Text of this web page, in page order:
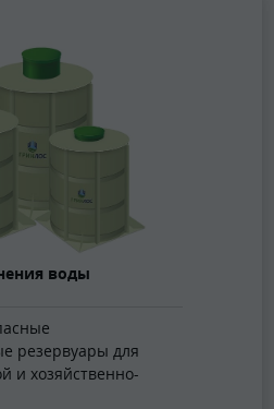
воды
резервуары для
и хозяйственно-